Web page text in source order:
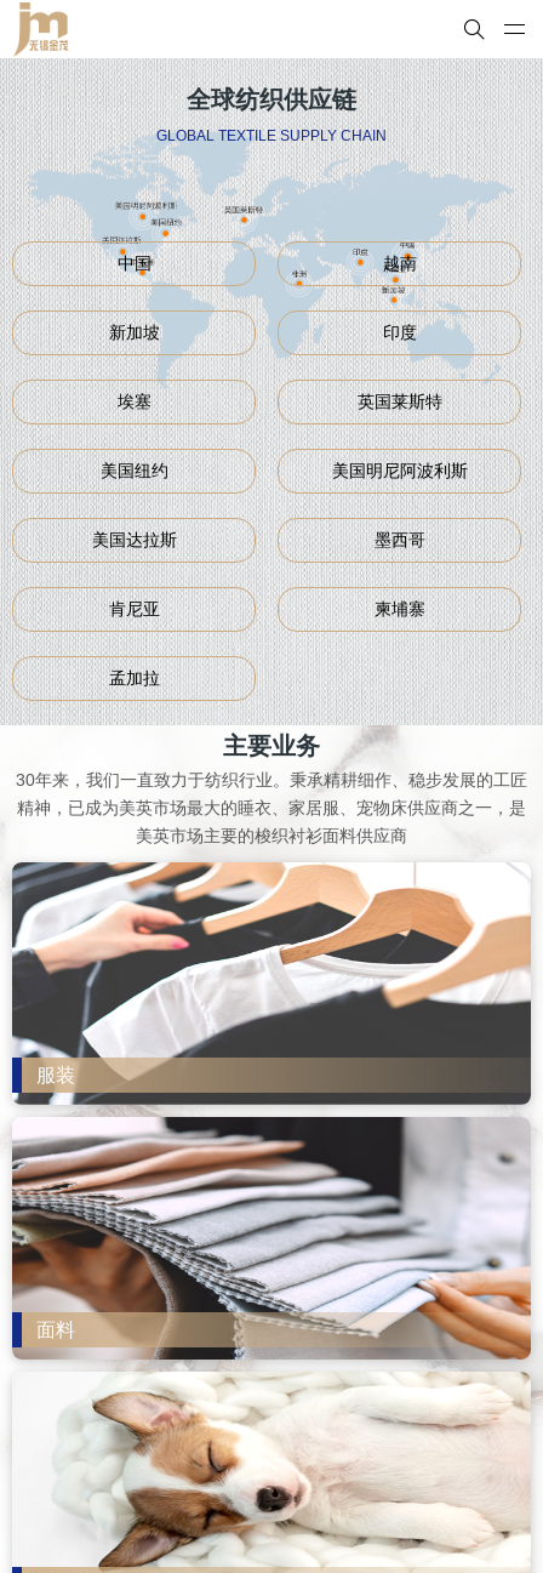
中国 越南
新加坡 印度
埃塞 英国莱斯特
美国纽约 美国明尼阿波利斯
美国达拉斯 墨西哥
肯尼亚 柬埔寨
孟加拉
全球纺织供应链
GLOBAL TEXTILE SUPPLY CHAIN
主要业务
30年来，我们一直致力于纺织行业。秉承精耕细作、稳步发展的工匠
精神，已成为美英市场最大的睡衣、家居服、宠物床供应商之一，是
美英市场主要的梭织衬衫面料供应商
服装
面料